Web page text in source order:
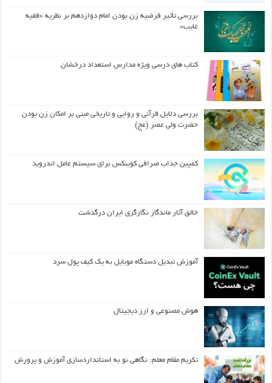
بررسی تأثیر فرضیه زن بودن امام دوازدهم بر نظریه «فقیه
غایب»
کتاب های درسی ویژه مدارس استعداد درخشان
بررسی دلایل قرآنی و روایی و تاریخی مبنی بر امکان زن بودن
حضرت ولی عصر (عج)
کمپین جذاب صرافی کوینکس برای سیستم عامل اندروید
خالق آثار ماندگار نگارگری ایران درگذشت
آموزش تبدیل دستگاه موبایل به یک کیف‌ پول سرد
هوش مصنوعی و ارز دیجیتال
تکریم مقام معلم: نگاهی نو به استانداردسازی آموزش و پرورش